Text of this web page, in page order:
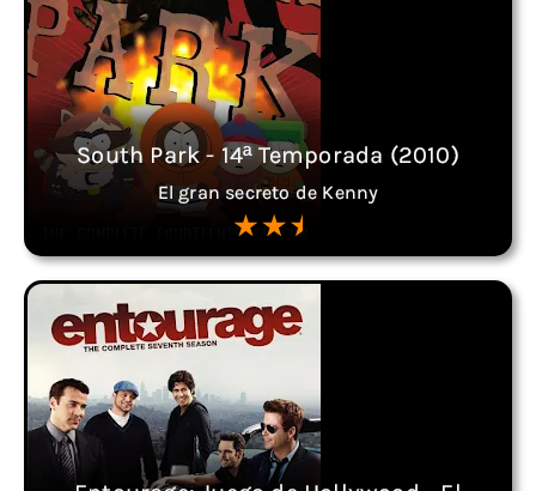
South Park - 14ª Temporada (2010)
El gran secreto de Kenny